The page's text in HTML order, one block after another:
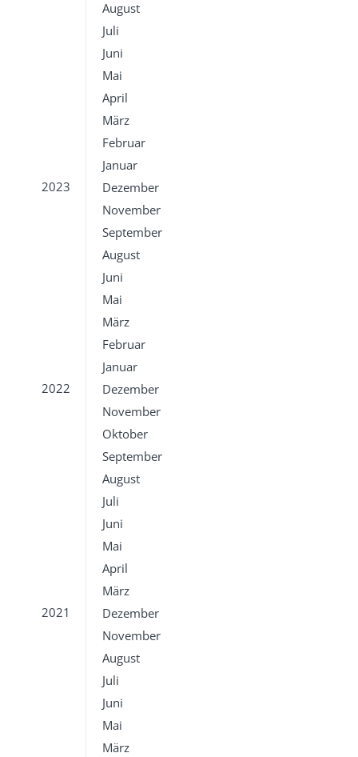
August
Juli
Juni
Mai
April
März
Februar
Januar
2023
Dezember
November
September
August
Juni
Mai
März
Februar
Januar
2022
Dezember
November
Oktober
September
August
Juli
Juni
Mai
April
März
2021
Dezember
November
August
Juli
Juni
Mai
März